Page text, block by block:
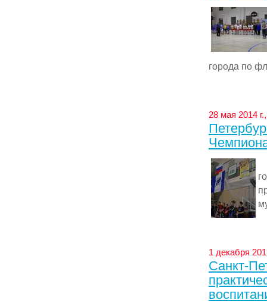
города по
28 мая 2014
1 декабря
Санкт-